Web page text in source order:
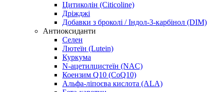
Цитиколін (Citicoline)
Дріжджі
Добавки з броколі / Індол-3-карбінол (DIM)
Антиоксиданти
Селен
Лютеїн (Lutein)
Куркума
N-ацетилцистеїн (NAC)
Коензим Q10 (CoQ10)
Альфа-ліпоєва кислота (ALA)